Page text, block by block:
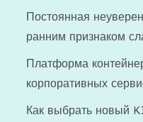
Постоянная
ранним признаком
Платформа
корпоративных
Как выбрать новый